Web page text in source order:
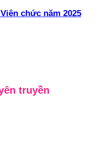
chức năm 2025
truyền